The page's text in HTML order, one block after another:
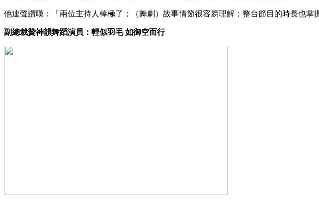
他連聲讚嘆：「兩位主持人棒極了；（舞劇）故事情節很容易理解；整台節目的時長也掌
副總裁贊神韻舞蹈演員：輕似羽毛 如御空而行